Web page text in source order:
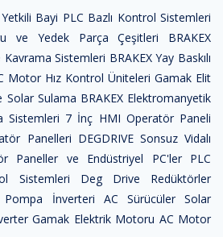
Bayi PLC Bazlı Kontrol Sistemleri
ve Yedek Parça Çeşitleri
BRAKEX
Sistemleri BRAKEX Yay Baskılı
Motor Hız Kontrol Üniteleri Gamak Elit
Solar Sulama BRAKEX Elektromanyetik
Sistemleri 7 İnç HMI Operatör Paneli
Panelleri DEGDRIVE Sonsuz Vidalı
Paneller ve Endüstriyel PC'ler
PLC
Sistemleri
Deg Drive Redüktörler
Pompa İnverteri
AC Sürücüler Solar
Gamak Elektrik Motoru AC Motor